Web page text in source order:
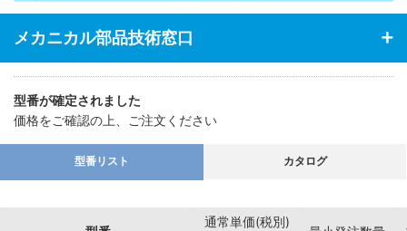
メカニカル部品技術窓口
型番が確定されました
価格をご確認の上、ご注文ください
型番リスト カタログ
通常単価(税別)